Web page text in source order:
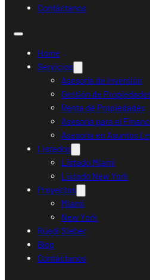
Contáctanos
Home
Servicios
Asesoría de Inversión
Gestión de
Renta de Propiedades
Asesoría para el
Asesoría en Asuntos
Listados
Listado Miami
Listado New York
Proyectos
Miami
New York
Ruedi Sieber
Blog
Contáctanos